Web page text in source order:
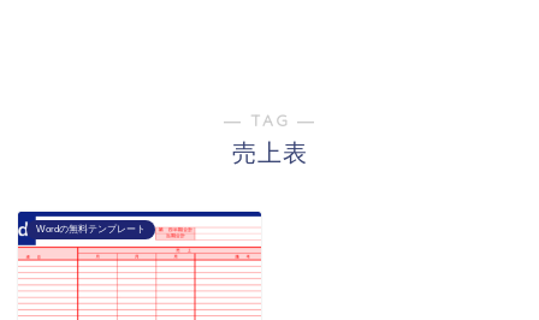
― TAG ―
売上表
Wordの無料テンプレート